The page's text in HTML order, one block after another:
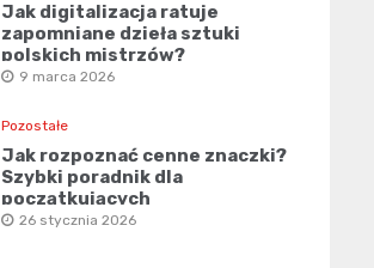
Jak digitalizacja ratuje
zapomniane dzieła sztuki
polskich mistrzów?
9 marca 2026
Pozostałe
Jak rozpoznać cenne znaczki?
Szybki poradnik dla
początkujących
26 stycznia 2026